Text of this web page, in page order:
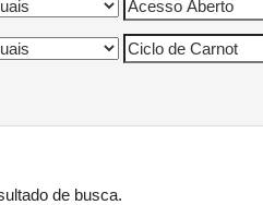
de busca.